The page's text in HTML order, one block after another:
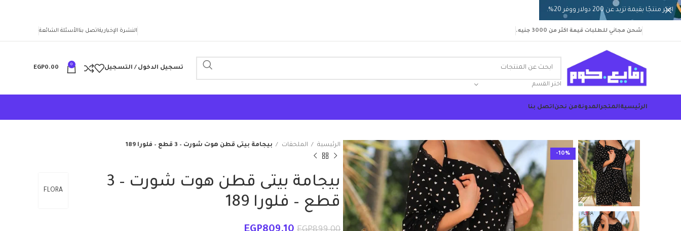
شحن مجاني للطلبات قيمة اكثر من 3000 جنيه. النشرة الإخباريةاتصل بناالأسئلة الشائعة
اختر القسم
تسجيل الدخول / التسجيل
0
EGP0.00
الرئيسيةالمتجرالمدونةمن نحناتصل بنا
-10%
الرئيسية الملحقات بيجامة بيتى قطن هوت شورت – 3 قطع – فلورا 189
FLORA
بيجامة بيتى قطن هوت شورت – 3
قطع – فلورا 189
اختر منتجًا بقيمة تزيد عن 200 دولار ووفر 20%.